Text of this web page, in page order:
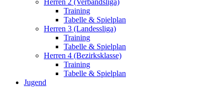
Herren 2 (Verbandsliga)
Training
Tabelle & Spielplan
Herren 3 (Landessliga)
Training
Tabelle & Spielplan
Herren 4 (Bezirksklasse)
Training
Tabelle & Spielplan
Jugend